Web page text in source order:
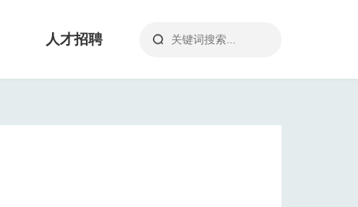
人才招聘